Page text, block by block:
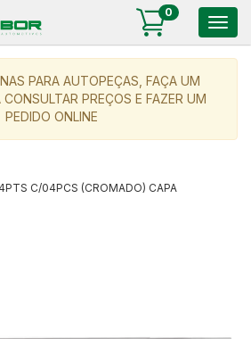
0
PARA AUTOPEÇAS, FAÇA UM
PREÇOS E FAZER UM
PEDIDO ONLINE
C/04PCS (CROMADO) CAPA